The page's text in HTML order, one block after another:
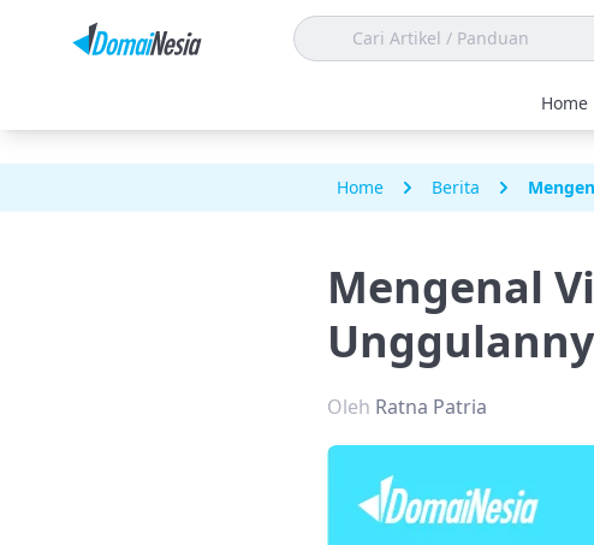
Home
Home Berita
Mengenal
Oleh Ratna Patria